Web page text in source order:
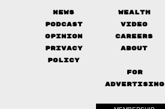
News Wealth
Podcast
Video
Opinion
Careers
Privacy
Policy
About
FOR
ADVERTISING